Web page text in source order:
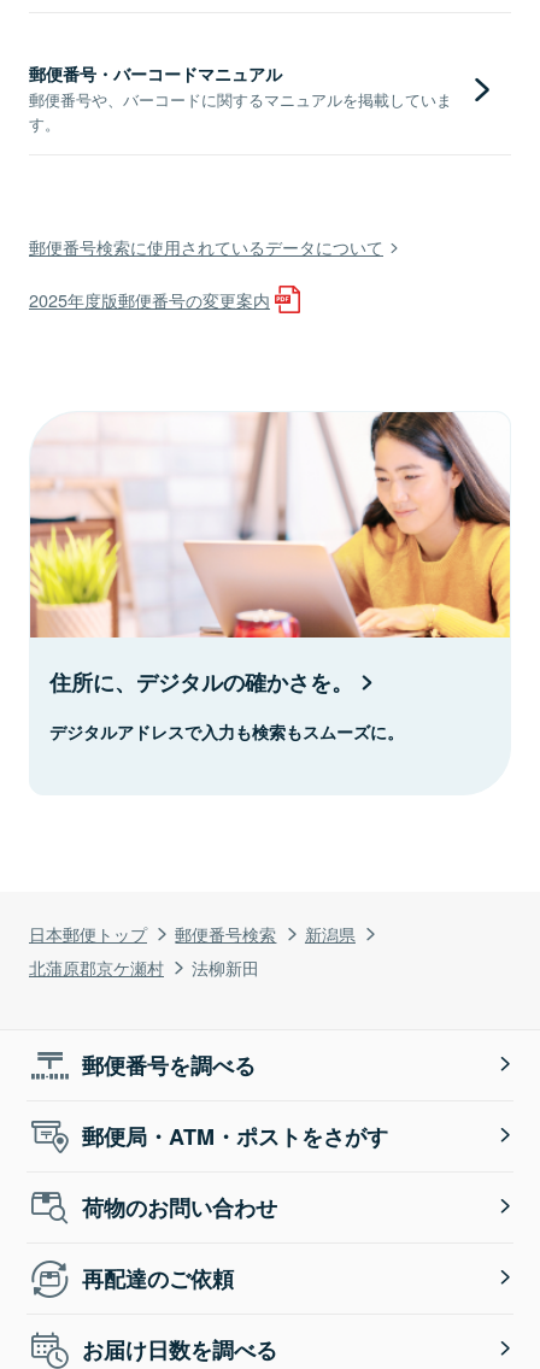
日本郵便トップ 郵便番号検索
新潟県
北蒲原郡京ケ瀬村
法柳新田
郵便番号・バーコードマニュアル
郵便番号や、バーコードに関するマニュアルを掲載していま
す。
郵便番号検索に使用されているデータについて
2025年度版郵便番号の変更案内
住所に、デジタルの確かさを。
デジタルアドレスで入力も検索もスムーズに。
郵便番号を調べる
郵便局・ATM・ポストをさがす
荷物のお問い合わせ
再配達のご依頼
お届け日数を調べる